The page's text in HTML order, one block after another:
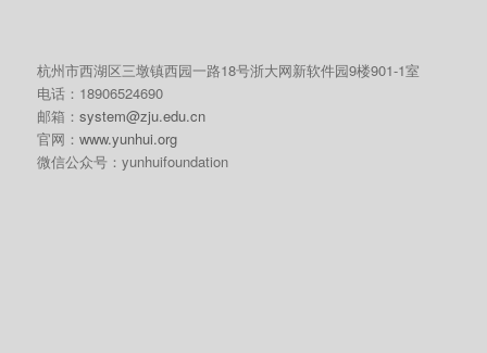
杭州市西湖区三墩镇西园一路18号浙大网新软件园9楼901-1室
电话：18906524690
邮箱： system@zju.edu.cn
官网： www.yunhui.org
微信公众号：yunhuifoundation